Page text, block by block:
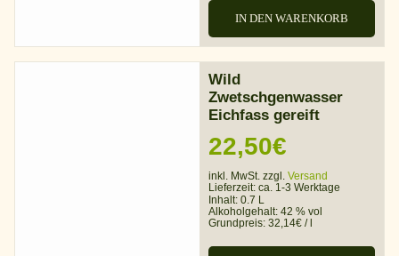
IN DEN WARENKORB
Wild
Zwetschgenwasser
Eichfass gereift
22,50€
inkl. MwSt. zzgl. Versand
Lieferzeit: ca. 1-3 Werktage
Inhalt: 0.7 L
Alkoholgehalt: 42 % vol
Grundpreis: 32,14€ /l